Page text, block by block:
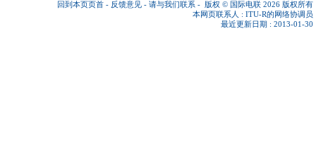
回到本页页首 - 反馈意见 - 请与我们联系 - 版权 © 国际电联 2026 版权所有
本网页联系人 : ITU-R的网络协调员
最近更新日期 : 2013-01-30